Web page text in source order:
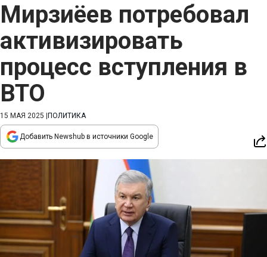
Мирзиёев потребовал
активизировать
процесс вступления в
ВТО
15 МАЯ 2025 ПОЛИТИКА
Добавить Newshub в источники Google